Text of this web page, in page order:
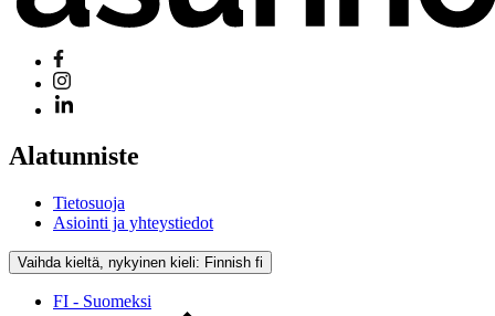
Alatunniste
Tietosuoja
Asiointi ja yhteystiedot
Vaihda kieltä, nykyinen kieli: Finnish fi
FI - Suomeksi